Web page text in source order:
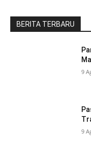
BERITA TERBARU
9
9